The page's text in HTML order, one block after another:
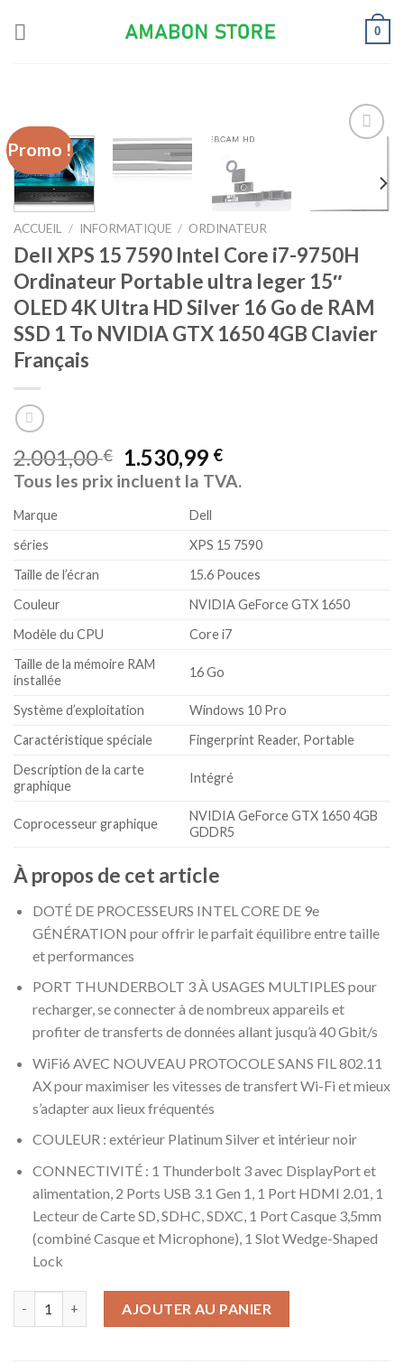
0
Promo !
d’envies
ACCUEIL / INFORMATIQUE / ORDINATEUR
Dell XPS 15 7590 Intel Core i7-9750H
Ordinateur Portable ultra leger 15″
OLED 4K Ultra HD Silver 16 Go de RAM
SSD 1 To NVIDIA GTX 1650 4GB Clavier
Français
2.001,00€ 1.530,99 €
Tous les prix incluent la TVA.
Marque
Dell
séries
XPS 15 7590
Taille de l’écran
15.6 Pouces
Couleur
NVIDIA GeForce GTX 1650
Modèle du CPU
Core i7
Taille de la mémoire RAM
installée
16 Go
Système d’exploitation
Windows 10 Pro
Caractéristique spéciale
Fingerprint Reader, Portable
Description de la carte
graphique
Intégré
Coprocesseur graphique
NVIDIA GeForce GTX 1650 4GB
GDDR5
À propos de cet article
DOTÉ DE PROCESSEURS INTEL CORE DE 9e
GÉNÉRATION pour offrir le parfait équilibre entre taille
et performances
PORT THUNDERBOLT 3 À USAGES MULTIPLES pour
recharger, se connecter à de nombreux appareils et
profiter de transferts de données allant jusqu’à 40 Gbit/s
WiFi6 AVEC NOUVEAU PROTOCOLE SANS FIL 802.11
AX pour maximiser les vitesses de transfert Wi-Fi et mieux
s’adapter aux lieux fréquentés
COULEUR : extérieur Platinum Silver et intérieur noir
CONNECTIVITÉ : 1 Thunderbolt 3 avec DisplayPort et
alimentation, 2 Ports USB 3.1 Gen 1, 1 Port HDMI 2.01, 1
Lecteur de Carte SD, SDHC, SDXC, 1 Port Casque 3,5mm
(combiné Casque et Microphone), 1 Slot Wedge-Shaped
Lock
AJOUTER AU PANIER